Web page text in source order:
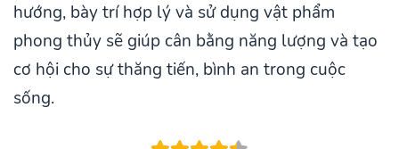
hướng, bày trí hợp lý và sử dụng vật phẩm
phong thủy sẽ giúp cân bằng năng lượng và tạo
cơ hội cho sự thăng tiến, bình an trong cuộc
sống.